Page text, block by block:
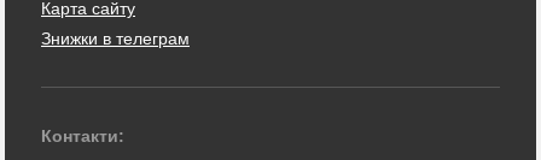
Карта сайту
Знижки в телеграм
Контакти: